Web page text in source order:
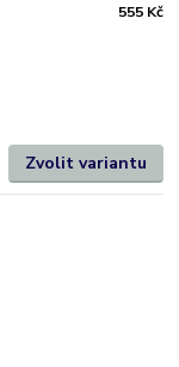
555 Kč
Zvolit variantu